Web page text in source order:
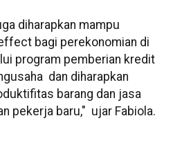
diharapkan mampu
bagi perekonomian di
program pemberian kredit
dan diharapkan
barang dan jasa
pekerja baru," ujar Fabiola.